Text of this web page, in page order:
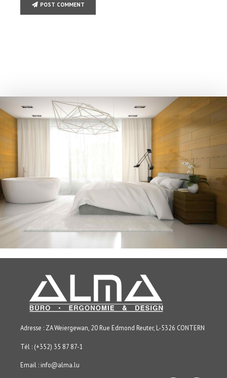
POST COMMENT
Adresse : ZA Weiergewan, 20 Rue Edmond Reuter, L-5326 CONTERN
Tél : (+352) 35 87 87-1
Email : info@alma.lu